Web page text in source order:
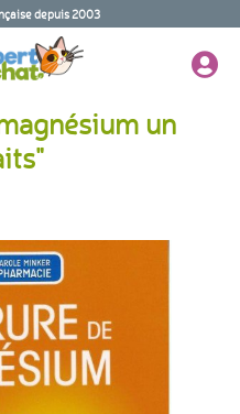
depuis 2003
un